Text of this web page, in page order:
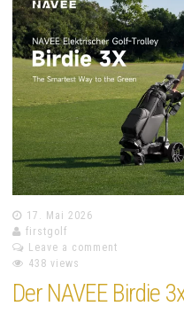
17. Mai 2026
firstgolf
Leave a comment
438 views
Der NAVEE Birdie